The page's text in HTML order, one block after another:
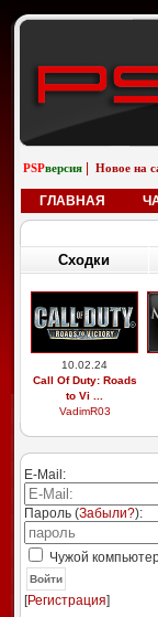
PSPверсия Новое на
ГЛАВНАЯ
Сходки
10.02.24
Call Of Duty: Roads
to Vi ...
VadimR03
E-Mail:
Пароль (Забыли?):
Чужой
Войти
[Регистрация]